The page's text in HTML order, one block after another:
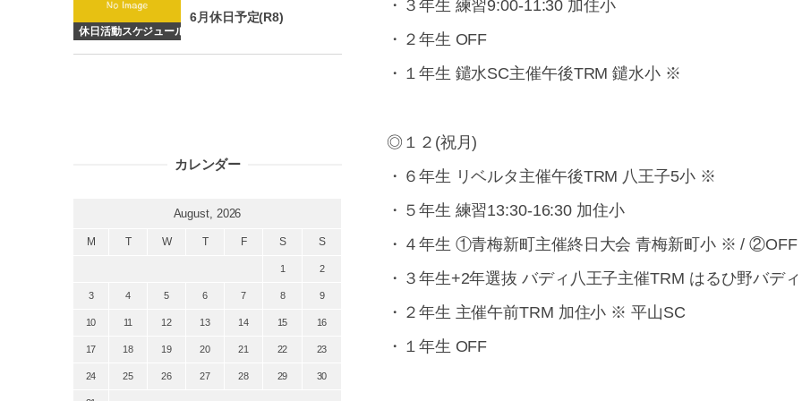
・３年生 練習9:00-11:30 加住小
・２年生 OFF
・１年生 鑓水SC主催午後TRM 鑓水小 ※
◎１２(祝月)
・６年生 リベルタ主催午後TRM 八王子5小 ※
・５年生 練習13:30-16:30 加住小
・４年生 ①青梅新町主催終日大会 青梅新町小 ※ / ②OFF
・３年生+2年選抜 バディ八王子主催TRM はるひ野バデ
・２年生 主催午前TRM 加住小 ※ 平山SC
・１年生 OFF
休日活動スケジュール
6月休日予定(R8)
カレンダー
August, 2026
M T W T F S S
1 2
3 4 5 6 7 8 9
10 11 12 13 14 15 16
17 18 19 20 21 22 23
24 25 26 27 28 29 30